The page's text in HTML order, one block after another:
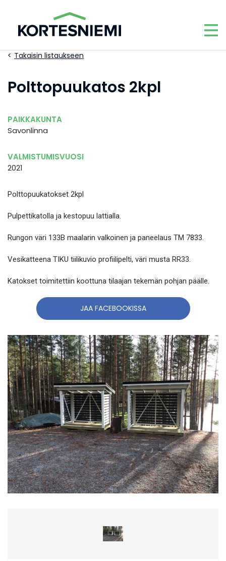
Takaisin listaukseen
Polttopuukatos 2kpl
PAIKKAKUNTA
Savonlinna
VALMISTUMISVUOSI
2021
Polttopuukatokset 2kpl
Pulpettikatolla ja kestopuu lattialla.
Rungon väri 133B maalarin valkoinen ja paneelaus TM 7833.
Vesikatteena TIKU tiilikuvio profiilipelti, väri musta RR33.
Katokset toimitettiin koottuna tilaajan tekemän pohjan päälle.
JAA FACEBOOKISSA